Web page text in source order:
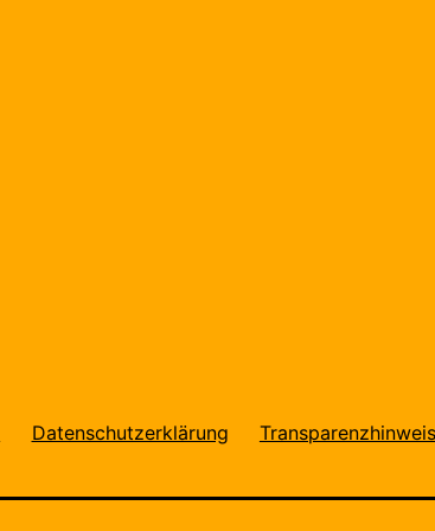
Datenschutzerklärung Transparenzhinweis